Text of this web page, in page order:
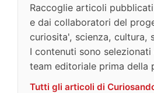
Raccoglie articoli
e dai collaboratori del
curiosita', scienza, cultura,
I contenuti sono
team editoriale prima della
Tutti gli articoli di